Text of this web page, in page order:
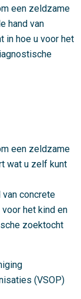
een zeldzame
hand van
in hoe u voor het
een zeldzame
wat u zelf kunt
van concrete
het kind en
zoektocht
(VSOP)